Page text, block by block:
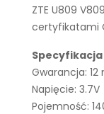
ZTE U809
certyfikatami
Gwarancja:
Napięcie: 3.7V
Pojemność: